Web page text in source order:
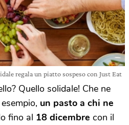
regala un piatto sospeso con Just Eat
Quello solidale! Che ne
un pasto a chi ne
fino al 18 dicembre con il